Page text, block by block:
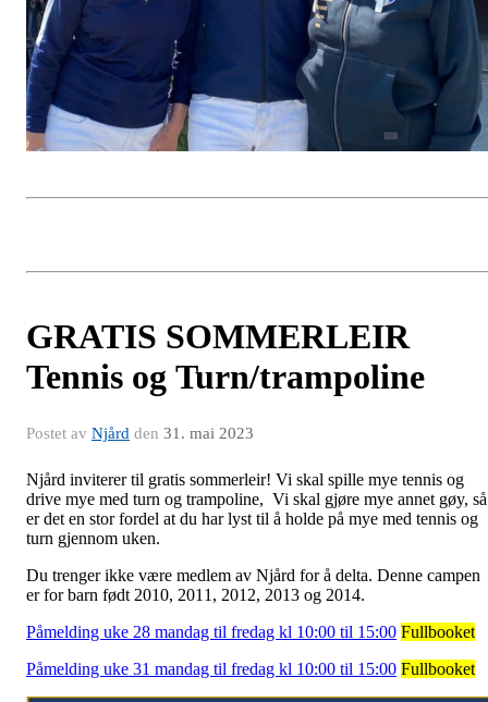
GRATIS SOMMERLEIR
Tennis og Turn/trampoline
Postet av Njård den 31. mai 2023
Njård inviterer til gratis sommerleir! Vi skal spille mye tennis og
drive mye med turn og trampoline, Vi skal gjøre mye annet gøy, så
er det en stor fordel at du har lyst til å holde på mye med tennis og
turn gjennom uken.
Du trenger ikke være medlem av Njård for å delta. Denne campen
er for barn født 2010, 2011, 2012, 2013 og 2014.
Påmelding uke 28 mandag til fredag kl 10:00 til 15:00 Fullbooket
Påmelding uke 31 mandag til fredag kl 10:00 til 15:00 Fullbooket